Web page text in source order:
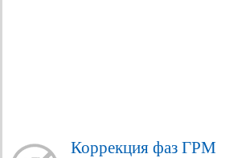
Коррекция фаз ГРМ